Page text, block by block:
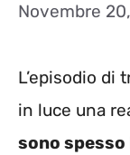
Novembre
L’episodio di
in luce una
sono